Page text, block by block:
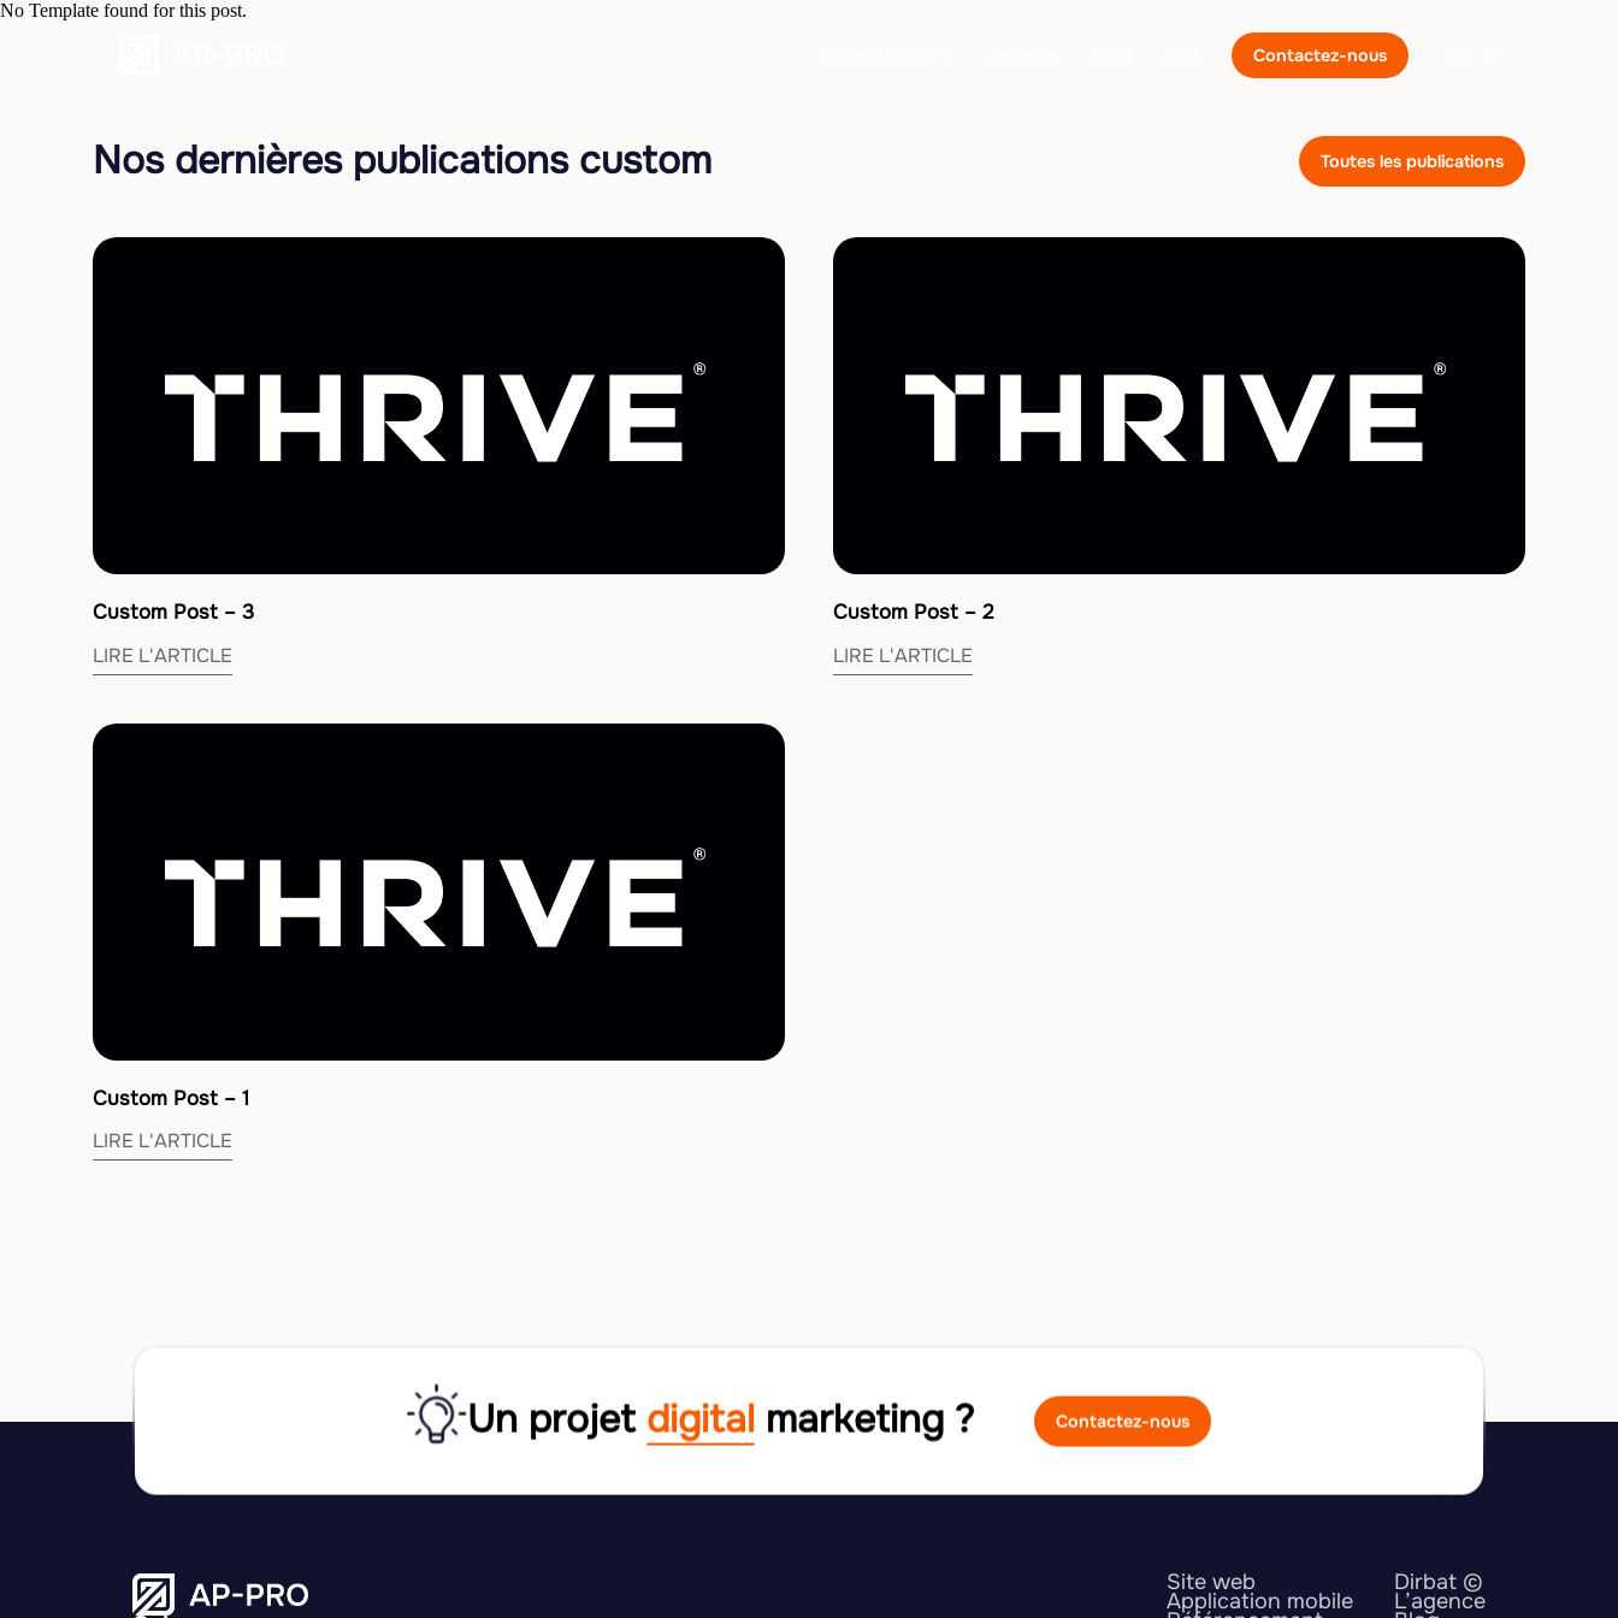
Contactez-nous
No Template found for this post.
Nos dernières publications custom Toutes les publications
Custom Post – 3
LIRE L'ARTICLE
Custom Post – 2
LIRE L'ARTICLE
Custom Post – 1
LIRE L'ARTICLE
Un projet digital marketing ? Contactez-nous
Site web
Application mobile
Dirbat ©
L’agence